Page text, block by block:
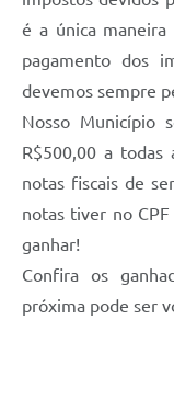
é a única
pagamento dos
devemos sempre
Nosso Município
R$500,00 a todas
notas fiscais de
notas tiver no
ganhar!
Confira os
próxima pode ser